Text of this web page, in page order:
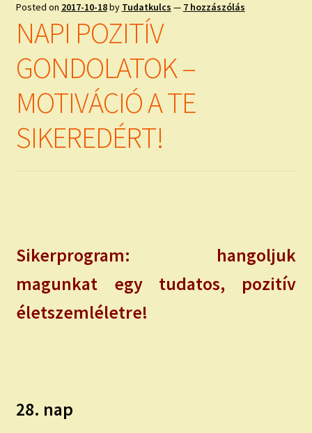
Posted on 2017-10-18by Tudatkulcs — 7 hozzászólás
NAPI POZITÍV
GONDOLATOK –
MOTIVÁCIÓ A TE
SIKEREDÉRT!
Sikerprogram: hangoljuk
magunkat egy tudatos, pozitív
életszemléletre!
28. nap